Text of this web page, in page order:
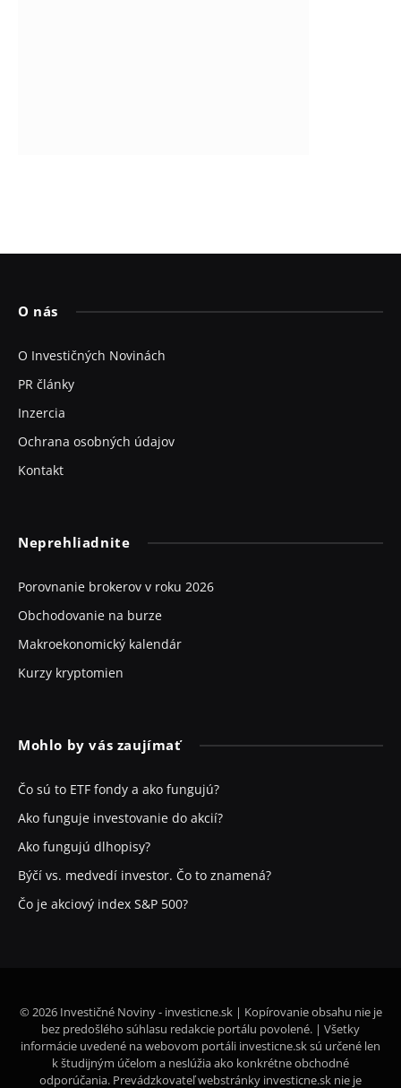
O nás
O Investičných Novinách
PR články
Inzercia
Ochrana osobných údajov
Kontakt
Neprehliadnite
Porovnanie brokerov v roku 2026
Obchodovanie na burze
Makroekonomický kalendár
Kurzy kryptomien
Mohlo by vás zaujímať
Čo sú to ETF fondy a ako fungujú?
Ako funguje investovanie do akcií?
Ako fungujú dlhopisy?
Býčí vs. medvedí investor. Čo to znamená?
Čo je akciový index S&P 500?
© 2026 Investičné Noviny - investicne.sk | Kopírovanie obsahu nie je
bez predošlého súhlasu redakcie portálu povolené. | Všetky
informácie uvedené na webovom portáli investicne.sk sú určené len
k študijným účelom a neslúžia ako konkrétne obchodné
odporúčania. Prevádzkovateľ webstránky investicne.sk nie je